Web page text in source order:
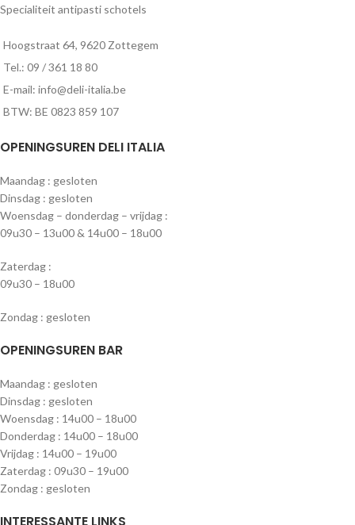
Specialiteit antipasti schotels
Hoogstraat 64, 9620 Zottegem
Tel.: 09 / 361 18 80
E-mail: info@deli-italia.be
BTW: BE 0823 859 107
OPENINGSUREN DELI ITALIA
Maandag : gesloten
Dinsdag : gesloten
Woensdag – donderdag – vrijdag :
09u30 – 13u00 & 14u00 – 18u00
Zaterdag :
09u30 – 18u00
Zondag : gesloten
OPENINGSUREN BAR
Maandag : gesloten
Dinsdag : gesloten
Woensdag : 14u00 – 18u00
Donderdag : 14u00 – 18u00
Vrijdag : 14u00 – 19u00
Zaterdag : 09u30 – 19u00
Zondag : gesloten